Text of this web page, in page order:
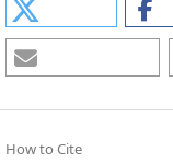
How to Cite